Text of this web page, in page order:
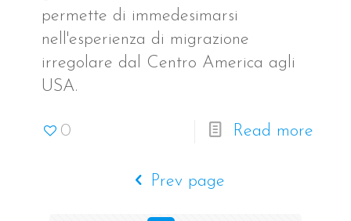
permette di immedesimarsi
nell'esperienza di migrazione
irregolare dal Centro America agli
USA.
0 Read more
Prev page